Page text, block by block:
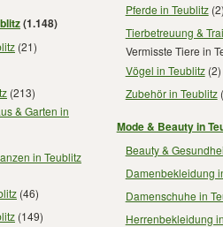
(1.148)
(21)
(213)
& Garten in
in Teublitz
(46)
(149)
Pferde in Teublitz(2)
Tierbetreuung &
Vermisste Tiere in
Vögel in Teublitz(2)
Zubehör in Teublitz
Mode & Beauty in
Beauty &
Damenbekleidung
Damenschuhe in
Herrenbekleidung